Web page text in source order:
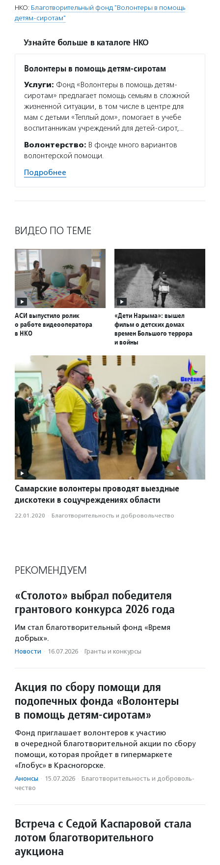
НКО: Благотворительный фонд "Волонтеры в помощь
детям-сиротам"
Узнайте больше в каталоге НКО
Волонтеры в помощь детям-сиротам
Услуги: Фонд «Волонтеры в помощь детям-
сиротам» предлагает помощь семьям в сложной
жизненной ситуации, в том числе в центре для
мам с детьми «Теплый дом», помогает в учебе
воспитанникам учреждений для детей-сирот,…
Волонтерство: В фонде много вариантов
волонтерской помощи.
Подробнее
ВИДЕО ПО ТЕМЕ
АСИ выпустило ролик
о работе видеооператора
в НКО
«Дети Нарыма»: вышел
фильм о детских домах
времен Большого террора
и войны
Самарские волонтеры проводят выездные
дискотеки в соцучреждениях области
22.01.2020 · Благотвори­тель­ность и доброволь­чест­во
РЕКОМЕНДУЕМ
«Столото» выбрал победителя
грантового конкурса 2026 года
Им стал благотворительный фонд «Время
добрых».
Новости · 16.07.2026 · Гранты и конкурсы
Акция по сбору помощи для
подопечных фонда «Волонтеры
в помощь детям-сиротам»
Фонд приглашает волонтеров к участию
в очередной благотворительной акции по сбору
помощи, которая пройдет в гипермаркете
«Глобус» в Красногорске.
Анонсы · 15.07.2026 · Благотвори­тель­ность и доброволь­
чест­во
Встреча с Седой Каспаровой стала
лотом благотворительного
аукциона